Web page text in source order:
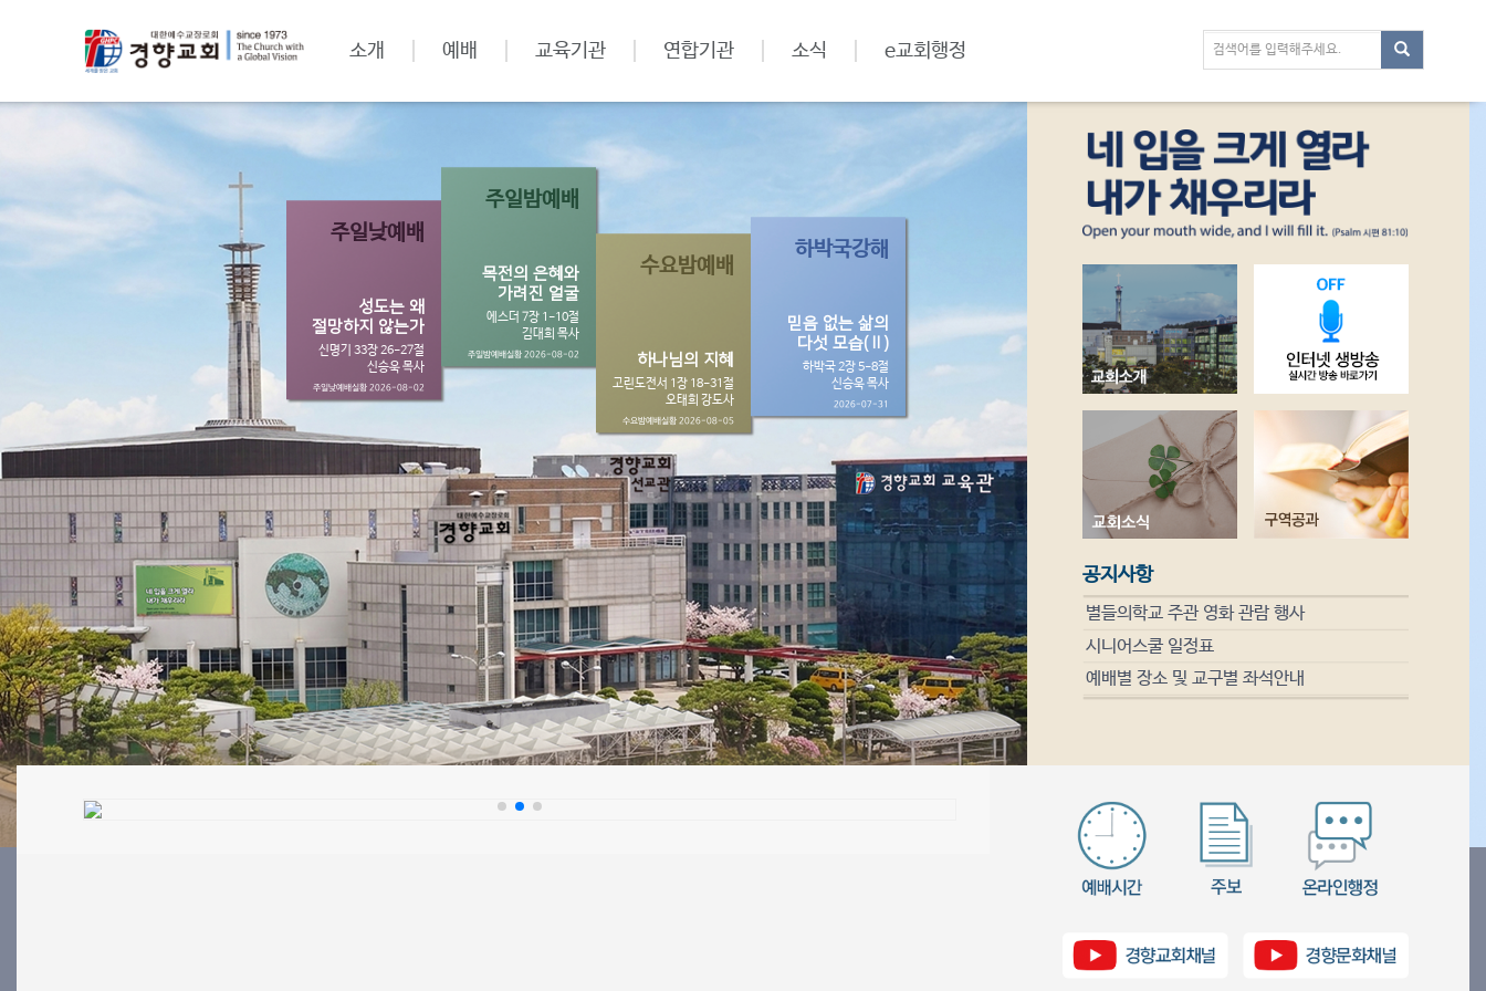
소개 예배 교육기관 연합기관 소식 e교회행정
주일낮예배
성도는 왜
절망하지 않는가
신명기 33장 26-27절
신승욱 목사
주일낮예배실황 2026-08-02
주일밤예배
목전의 은혜와
가려진 얼굴
에스더 7장 1-10절
김대희 목사
주일밤예배실황 2026-08-02
수요밤예배
하나님의 지혜
고린도전서 1장 18-31절
오태희 강도사
수요밤예배실황 2026-08-05
하박국강해
믿음 없는 삶의
다섯 모습(Ⅱ)
하박국 2장 5-8절
신승욱 목사
2026-07-31
공지사항
별들의학교 주관 영화 관람 행사
시니어스쿨 일정표
예배별 장소 및 교구별 좌석안내